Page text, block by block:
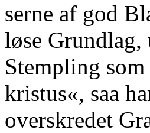
serne af god
løse Grundlag,
Stempling
kristus«, saa
overskredet